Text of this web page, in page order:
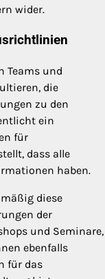
wider.
Teams und
die
zu den
ein
für
dass alle
haben.
diese
der
und Seminare,
ebenfalls
für das